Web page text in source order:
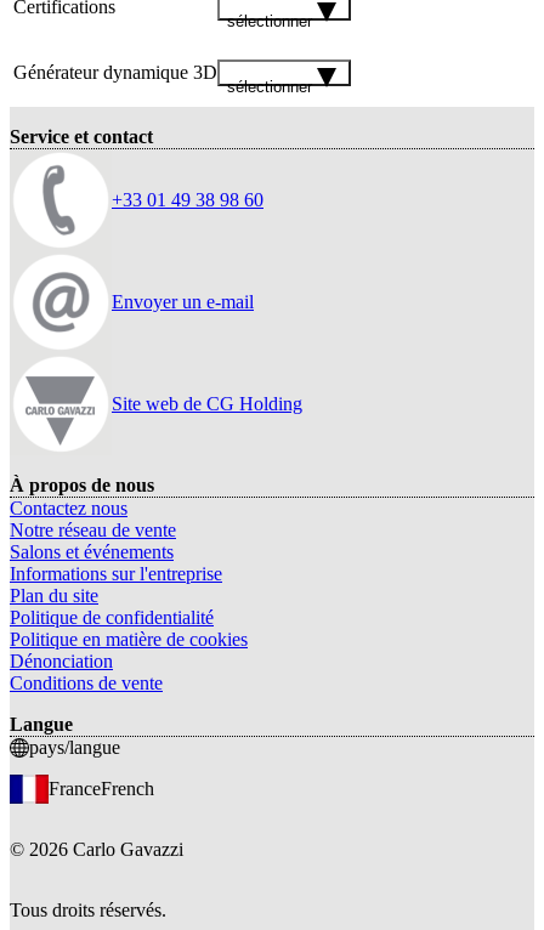
Certifications
sélectionner
Générateur dynamique 3D
sélectionner
Service et contact
+33 01 49 38 98 60
Envoyer un e-mail
Site web de CG Holding
À propos de nous
Contactez nous
Notre réseau de vente
Salons et événements
Informations sur l'entreprise
Plan du site
Politique de confidentialité
Politique en matière de cookies
Dénonciation
Conditions de vente
Langue
pays/langue
FranceFrench
© 2026 Carlo Gavazzi
Tous droits réservés.